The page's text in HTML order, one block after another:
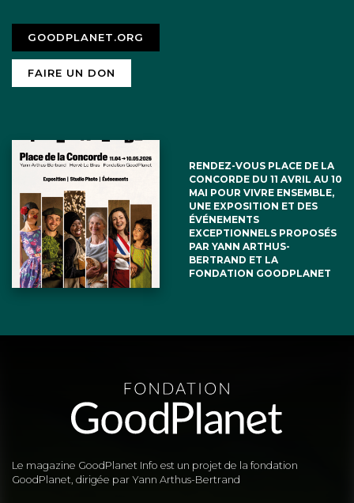
GOODPLANET.ORG
FAIRE UN DON
RENDEZ-VOUS PLACE DE LA
CONCORDE DU 11 AVRIL AU 10
MAI POUR VIVRE ENSEMBLE,
UNE EXPOSITION ET DES
ÉVÉNEMENTS
EXCEPTIONNELS PROPOSÉS
PAR YANN ARTHUS-
BERTRAND ET LA
FONDATION GOODPLANET
Le magazine GoodPlanet Info est un projet de la fondation
GoodPlanet, dirigée par Yann Arthus-Bertrand